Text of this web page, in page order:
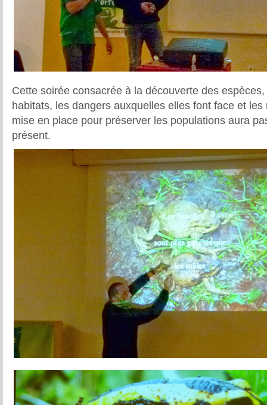
Cette soirée consacrée à la découverte des
habitats, les dangers auxquelles elles font face et
mise en place pour préserver les populations aura
présent.